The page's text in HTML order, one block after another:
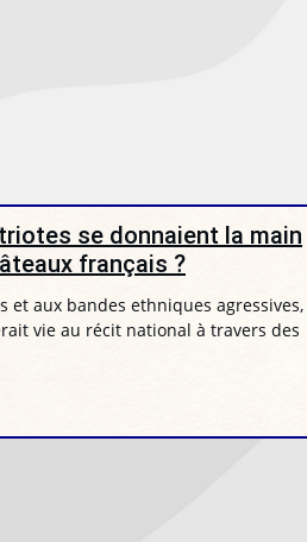
se donnaient la main
français ?
et aux bandes ethniques agressives,
vie au récit national à travers des